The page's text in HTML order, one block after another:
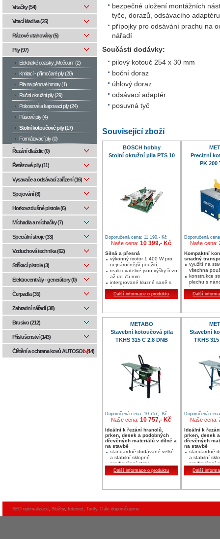
bezpečné uložení montážních
tyče, dorazů, odsávacího
přípojky pro odsávání prachu na
nářadí
Součásti dodávky:
pilový kotouč 254 x 30 mm
boční doraz
úhlový doraz
odsávací adaptér
posuvná tyč
Související zboží
BOSCH hobby
Stolní okružní pila PTS 10
Doporučená cena: 11 190,- Kč
Naše cena:10 399,- Kč
Silná a přesná
výkonný motor 1 400 W pro
nejnáročnější použití
realizovatelné jsou výšky řezu
až do 75 mm
intergrované kluzné saně s
úhlovým dorazem pro
pokosový úhel až 60° - pro
jenoduché vedení obrobku
Další informace o produktu
Precizní
PK
Doporučená
Naše cena:
Kompaktní
snadný
využití na
všechna
konstrukce
plechu s
barvy
sklopný
Další
METABO
Stavební kotoučová pila
TKHS 315 C 2,8 DNB
Doporučená cena: 10 757,- Kč
Naše cena:10 757,- Kč
Ideální k řezání hranolů,
prken, desek a podobných
dřevěných materiálů v dílně a
na stavbě
standardně dodávané velké
a stabilní sklopné
prodloužení stolu
výška řezu do 85 mm a šikmé
nastavení až do 45° je
Další informace o produktu
Stavební
TKHS
Doporučená
Naše cena:
Ideální k
prken, desek
dřevěných
na stavbě
standardně
a stabilní
prodloužení
nýška řezu
nastavení až
Další
Vrtačky (54)
Vrtací kladiva (25)
Rázové utahováky (5)
Pily (97)
Elektrické ocasky „Mečouni“ (2)
Kmitací - přímočaré pily (20)
Pila na pěnové hmoty (1)
Ruční okružní pily (29)
Pokosové a kapovací pily (24)
Pásové pily (4)
Stolní kotoučové pily (17)
Formátovací pily (0)
Řezání dlaždic (0)
Řetězové pily (11)
Vysavače a odsávací zařízení (16)
Spojování (8)
Horkovzdušné pistole (6)
Míchadla a míchačky (7)
Speciální stroje (33)
Vzduchová technika (62)
Stříkací pistole (3)
Elektrocentrály - generátory (0)
Čerpadla (35)
Zahradní nářadí (38)
Brusivo (212)
Příslušenství (143)
Čištění a ochrana kovů AUTOSOL (14)
SEO optimalizace, Služby, Internet, Tarify, Dále doporučujeme